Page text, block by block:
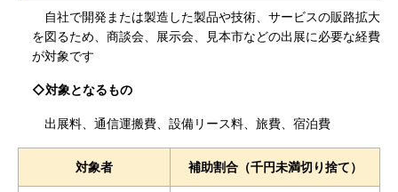
自社で開発または製造した製品や技術、サービスの販路拡大
を図るため、商談会、展示会、見本市などの出展に必要な経費
が対象です
◇対象となるもの
出展料、通信運搬費、設備リース料、旅費、宿泊費
対象者 補助割合（千円未満切り捨て）